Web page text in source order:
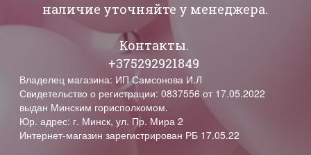
наличие уточняйте у менеджера.
Контакты.
+375292921849
Владелец магазина: ИП Самсонова И.Л
Свидетельство о регистрации: 0837556 от 17.05.2022
выдан Минским горисполкомом.
Юр. адрес: г. Минск, ул. Пр. Мира 2
Интернет-магазин зарегистрирован РБ 17.05.22